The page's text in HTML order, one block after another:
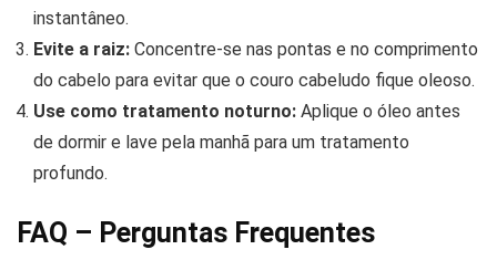
instantâneo.
Evite a raiz: Concentre-se nas pontas e no comprimento
do cabelo para evitar que o couro cabeludo fique oleoso.
Use como tratamento noturno: Aplique o óleo antes
de dormir e lave pela manhã para um tratamento
profundo.
FAQ – Perguntas Frequentes